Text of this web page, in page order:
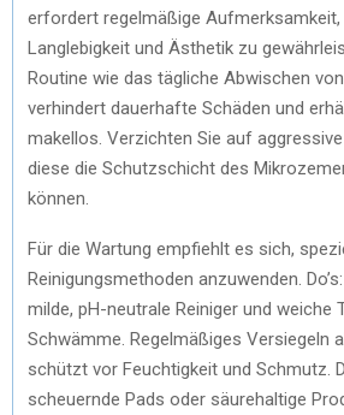
erfordert regelmäßige Aufmerksamkeit,
Langlebigkeit und Ästhetik zu
Routine wie das tägliche Abwischen
verhindert dauerhafte Schäden und
makellos. Verzichten Sie auf
diese die Schutzschicht des
können.
Für die Wartung empfiehlt es sich,
Reinigungsmethoden anzuwenden.
milde, pH-neutrale Reiniger und weiche
Schwämme. Regelmäßiges Versiegeln
schützt vor Feuchtigkeit und Schmutz.
scheuernde Pads oder säurehaltige